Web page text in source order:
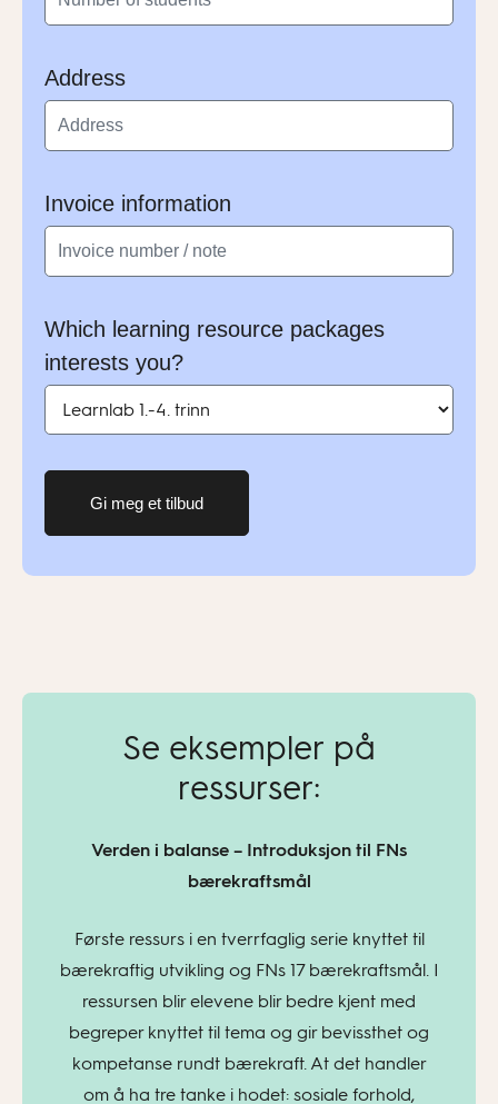
Address
Invoice information
Which learning resource packages
interests you?
Gi meg et tilbud
Se eksempler på
ressurser:
Verden i balanse – Introduksjon til FNs
bærekraftsmål
Første ressurs i en tverrfaglig serie knyttet til
bærekraftig utvikling og FNs 17 bærekraftsmål. I
ressursen blir elevene blir bedre kjent med
begreper knyttet til tema og gir bevissthet og
kompetanse rundt bærekraft. At det handler
om å ha tre tanke i hodet: sosiale forhold,